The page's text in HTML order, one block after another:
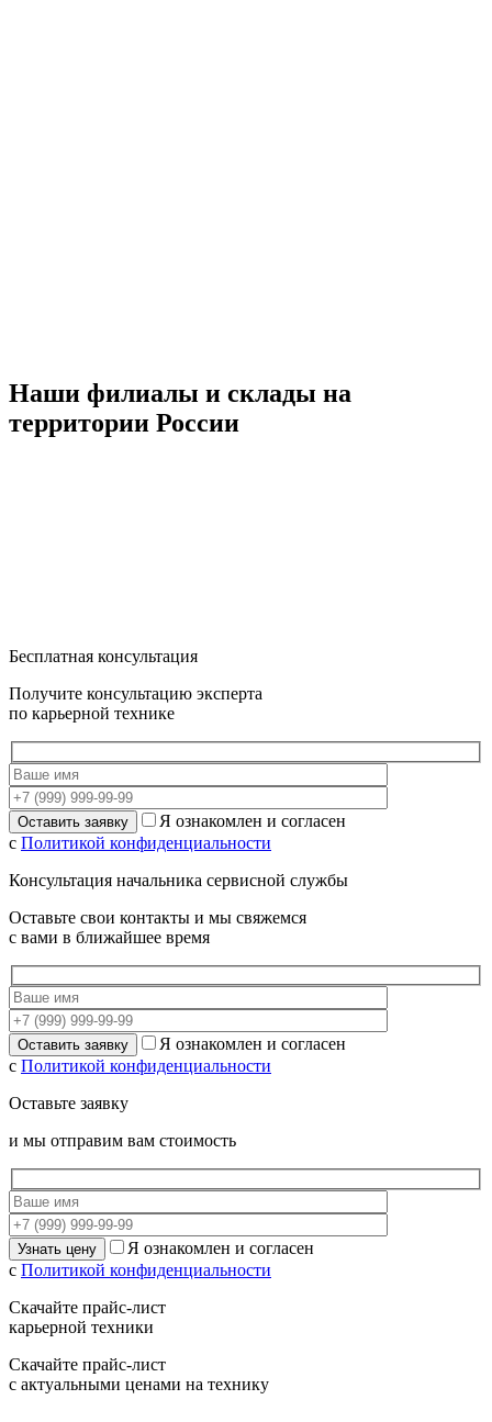
Наши филиалы и склады на
территории России
Бесплатная консультация
Получите консультацию эксперта
по карьерной технике
Я ознакомлен и согласен
с Политикой конфиденциальности
Консультация начальника сервисной службы
Оставьте свои контакты и мы свяжемся
с вами в ближайшее время
Я ознакомлен и согласен
с Политикой конфиденциальности
Оставьте заявку
и мы отправим вам стоимость
Я ознакомлен и согласен
с Политикой конфиденциальности
Скачайте прайс-лист
карьерной техники
Скачайте прайс-лист
с актуальными ценами на технику